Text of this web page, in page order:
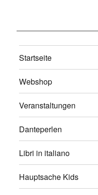
Startseite
Webshop
Veranstaltungen
Danteperlen
Libri in italiano
Hauptsache Kids